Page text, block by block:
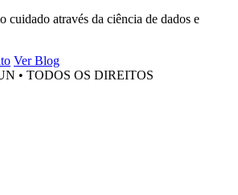
cuidado através da ciência de dados e
Ver Blog
• TODOS OS DIREITOS